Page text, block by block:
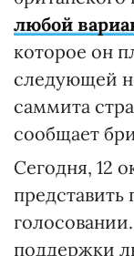
любой
которое он
следующей
саммита
сообщает
Сегодня, 12
поддержки